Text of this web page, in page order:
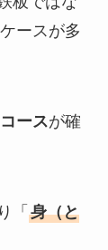
ースが多
ースが確
「 身（と